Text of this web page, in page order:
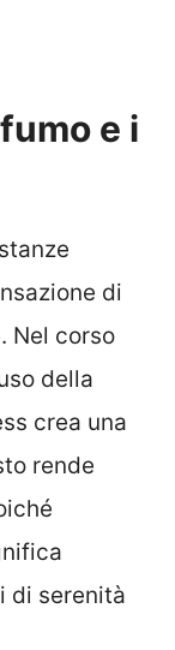
e i
di
Nel corso
della
crea una
rende
di serenità